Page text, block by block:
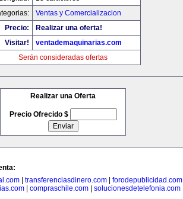
Ventas y Comercializacion
Precio:
Realizar una oferta!
Visitar!
ventademaquinarias.com
Serán consideradas ofertas
Realizar una Oferta
Precio Ofrecido $
transferenciasdinero.com forodepublicidad.com
| compraschile.com| solucionesdetelefonia.com|